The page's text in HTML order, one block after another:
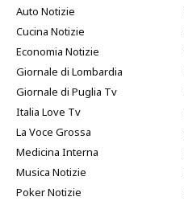
Auto Notizie
Cucina Notizie
Economia Notizie
Giornale di Lombardia
Giornale di Puglia Tv
Italia Love Tv
La Voce Grossa
Medicina Interna
Musica Notizie
Poker Notizie